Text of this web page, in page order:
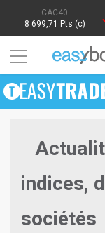
CAC40
8 699,71 Pts (c)
indices,
sociétés